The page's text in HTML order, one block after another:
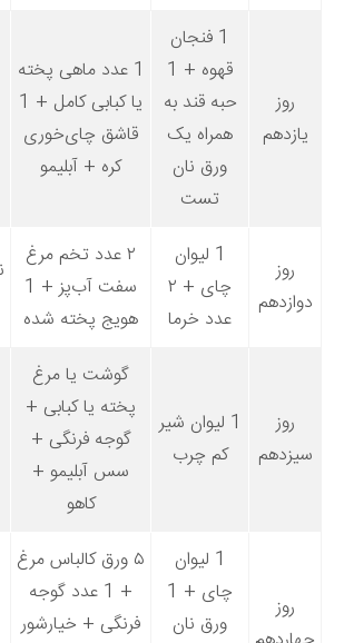
روز
یازدهم
1 فنجان
قهوه + 1
حبه قند به
همراه یک
ورق نان
تست
1 عدد ماهی پخته
یا کبابی کامل + 1
قاشق چای‌خوری
کره + آبلیمو
روز
دوازدهم
1 لیوان
چای + ۲
عدد خرما
۲ عدد تخم مرغ
سفت آب‌پز + 1
هویج پخته شده
روز
سیزدهم
1 لیوان شیر
کم چرب
گوشت یا مرغ
پخته یا کبابی +
گوجه فرنگی +
سس آبلیمو +
کاهو
روز
1 لیوان
چای + 1
ورق نان
۵ ورق کالباس مرغ
+ 1 عدد گوجه
فرنگی + خیارشور